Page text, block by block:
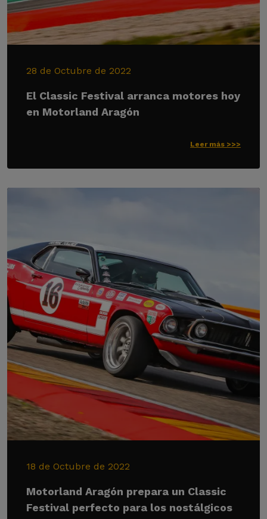
28 de Octubre de 2022
El Classic Festival arranca motores hoy
en Motorland Aragón
Leer más >>>
18 de Octubre de 2022
Motorland Aragón prepara un Classic
Festival perfecto para los nostálgicos